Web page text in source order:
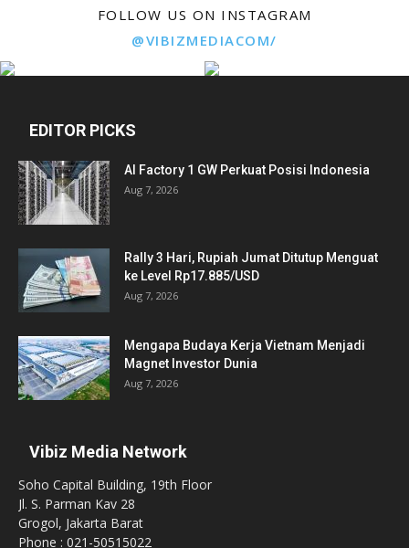
FOLLOW US ON INSTAGRAM
@VIBIZMEDIACOM/
EDITOR PICKS
AI Factory 1 GW Perkuat Posisi Indonesia
Aug 7, 2026
Rally 3 Hari, Rupiah Jumat Ditutup Menguat
ke Level Rp17.885/USD
Aug 7, 2026
Mengapa Budaya Kerja Vietnam Menjadi
Magnet Investor Dunia
Aug 7, 2026
Vibiz Media Network
Soho Capital Building, 19th Floor
Jl. S. Parman Kav 28
Grogol, Jakarta Barat
Phone : 021-50515022